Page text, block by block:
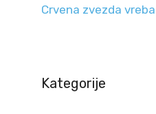
Crvena zvezda
Kategorije